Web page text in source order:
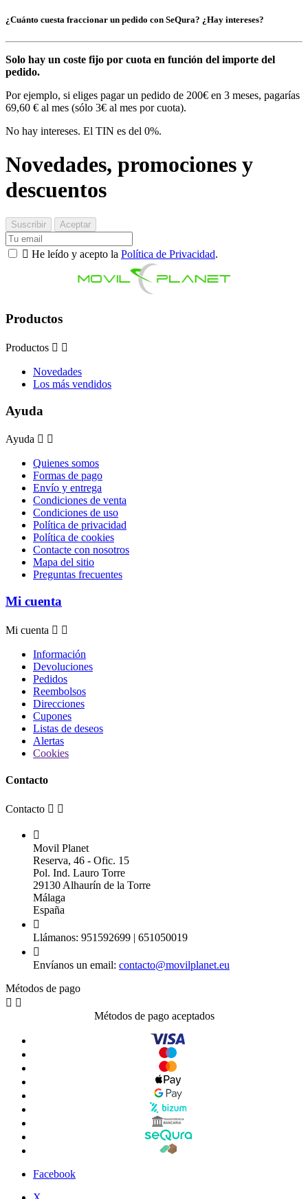
¿Cuánto cuesta fraccionar un pedido con SeQura? ¿Hay intereses?
Solo hay un coste fijo por cuota en función del importe del
pedido.
Por ejemplo, si eliges pagar un pedido de 200€ en 3 meses, pagarías
69,60 € al mes (sólo 3€ al mes por cuota).
No hay intereses. El TIN es del 0%.
Novedades, promociones y
descuentos
 He leído y acepto la Política de Privacidad.
Productos
Productos  
Novedades
Los más vendidos
Ayuda
Ayuda  
Quienes somos
Formas de pago
Envío y entrega
Condiciones de venta
Condiciones de uso
Política de privacidad
Política de cookies
Contacte con nosotros
Mapa del sitio
Preguntas frecuentes
Mi cuenta
Mi cuenta  
Información
Devoluciones
Pedidos
Reembolsos
Direcciones
Cupones
Listas de deseos
Alertas
Cookies
Contacto
Contacto  

Movil Planet
Reserva, 46 - Ofic. 15
Pol. Ind. Lauro Torre
29130 Alhaurín de la Torre
Málaga
España

Llámanos: 951592699 | 651050019

Envíanos un email: contacto@movilplanet.eu
Métodos de pago
 
Métodos de pago aceptados
Facebook